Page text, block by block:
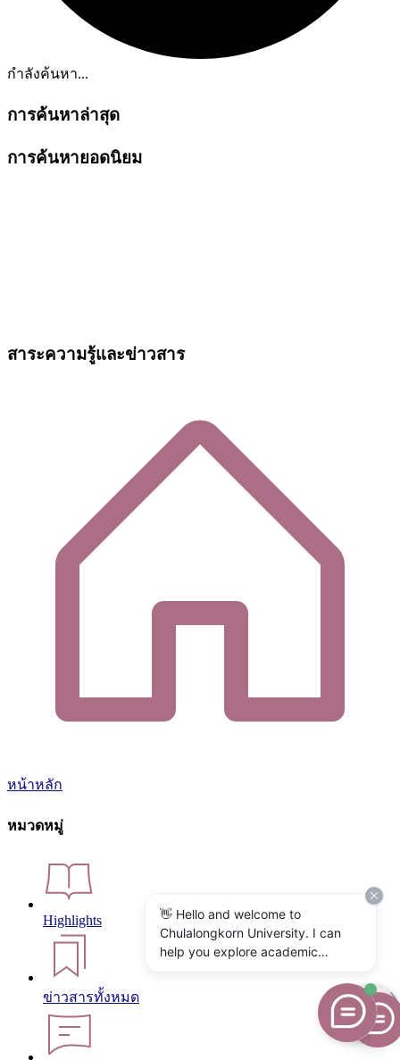
กำลังค้นหา...
การค้นหาล่าสุด
การค้นหายอดนิยม
สาระความรู้และข่าวสาร
หน้าหลัก
หมวดหมู่
Highlights
ข่าวสารทั้งหมด
👋 Hello and welcome to
Chulalongkorn University. I can
help you explore academic